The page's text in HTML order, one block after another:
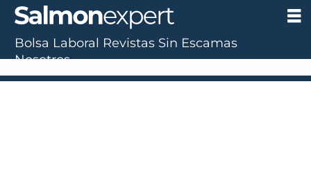
Bolsa Laboral Revistas Sin Escamas
Nosotros